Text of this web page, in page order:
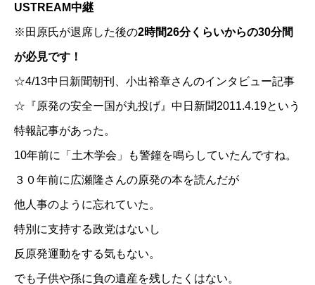
USTREAM中継
※田原氏が退席した後の2時間26分くらいからの30分間
が必見です！
☆4/13中日新聞朝刊、小出裕章さんのインタビュー記事
☆ 『原発の安全ー国が丸投げ』中日新聞2011.4.19という
特報記事があった。
10年前に「土木学会」も警鐘を鳴らしていたんですね。
３０年前に広瀬隆さんの原発の本を読んだが
他人事のように忘れていた。
特別に支持する政党はないし
反原発運動をする気もない。
でも子供や孫に負の遺産を残したくはない。